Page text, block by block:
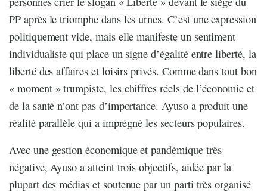
PP après le triomphe dans les urnes. C’est une expression
politiquement vide, mais elle manifeste un sentiment
individualiste qui place un signe d’égalité entre liberté, la
liberté des affaires et loisirs privés. Comme dans tout bon
« moment » trumpiste, les chiffres réels de l’économie et
de la santé n’ont pas d’importance. Ayuso a produit une
réalité parallèle qui a imprégné les secteurs populaires.
Avec une gestion économique et pandémique très
négative, Ayuso a atteint trois objectifs, aidée par la
plupart des médias et soutenue par un parti très organisé